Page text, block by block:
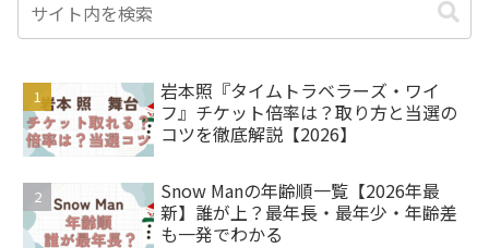
岩本照『タイムトラベラーズ・ワイ
フ』チケット倍率は？取り方と当選の
コツを徹底解説【2026】
Snow Manの年齢順一覧【2026年最
新】誰が上？最年長・最年少・年齢差
も一発でわかる